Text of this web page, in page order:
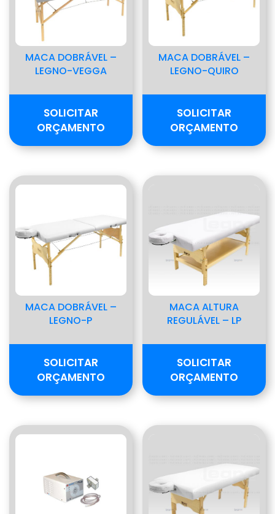
MACA DOBRÁVEL –
LEGNO-VEGGA
SOLICITAR
ORÇAMENTO
MACA DOBRÁVEL –
LEGNO-QUIRO
SOLICITAR
ORÇAMENTO
MACA DOBRÁVEL –
LEGNO-P
SOLICITAR
ORÇAMENTO
MACA ALTURA
REGULÁVEL – LP
SOLICITAR
ORÇAMENTO